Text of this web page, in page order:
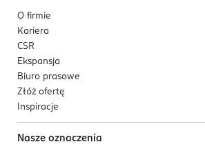
rozprowadzania kosmetyków
po leczeniu onkologicznym, gdy
ważna jest delikatna pielęgnacja
głowy.
O firmie
Kariera
CSR
Ekspansja
Biuro prasowe
Złóż ofertę
Inspiracje
Nasze oznaczenia